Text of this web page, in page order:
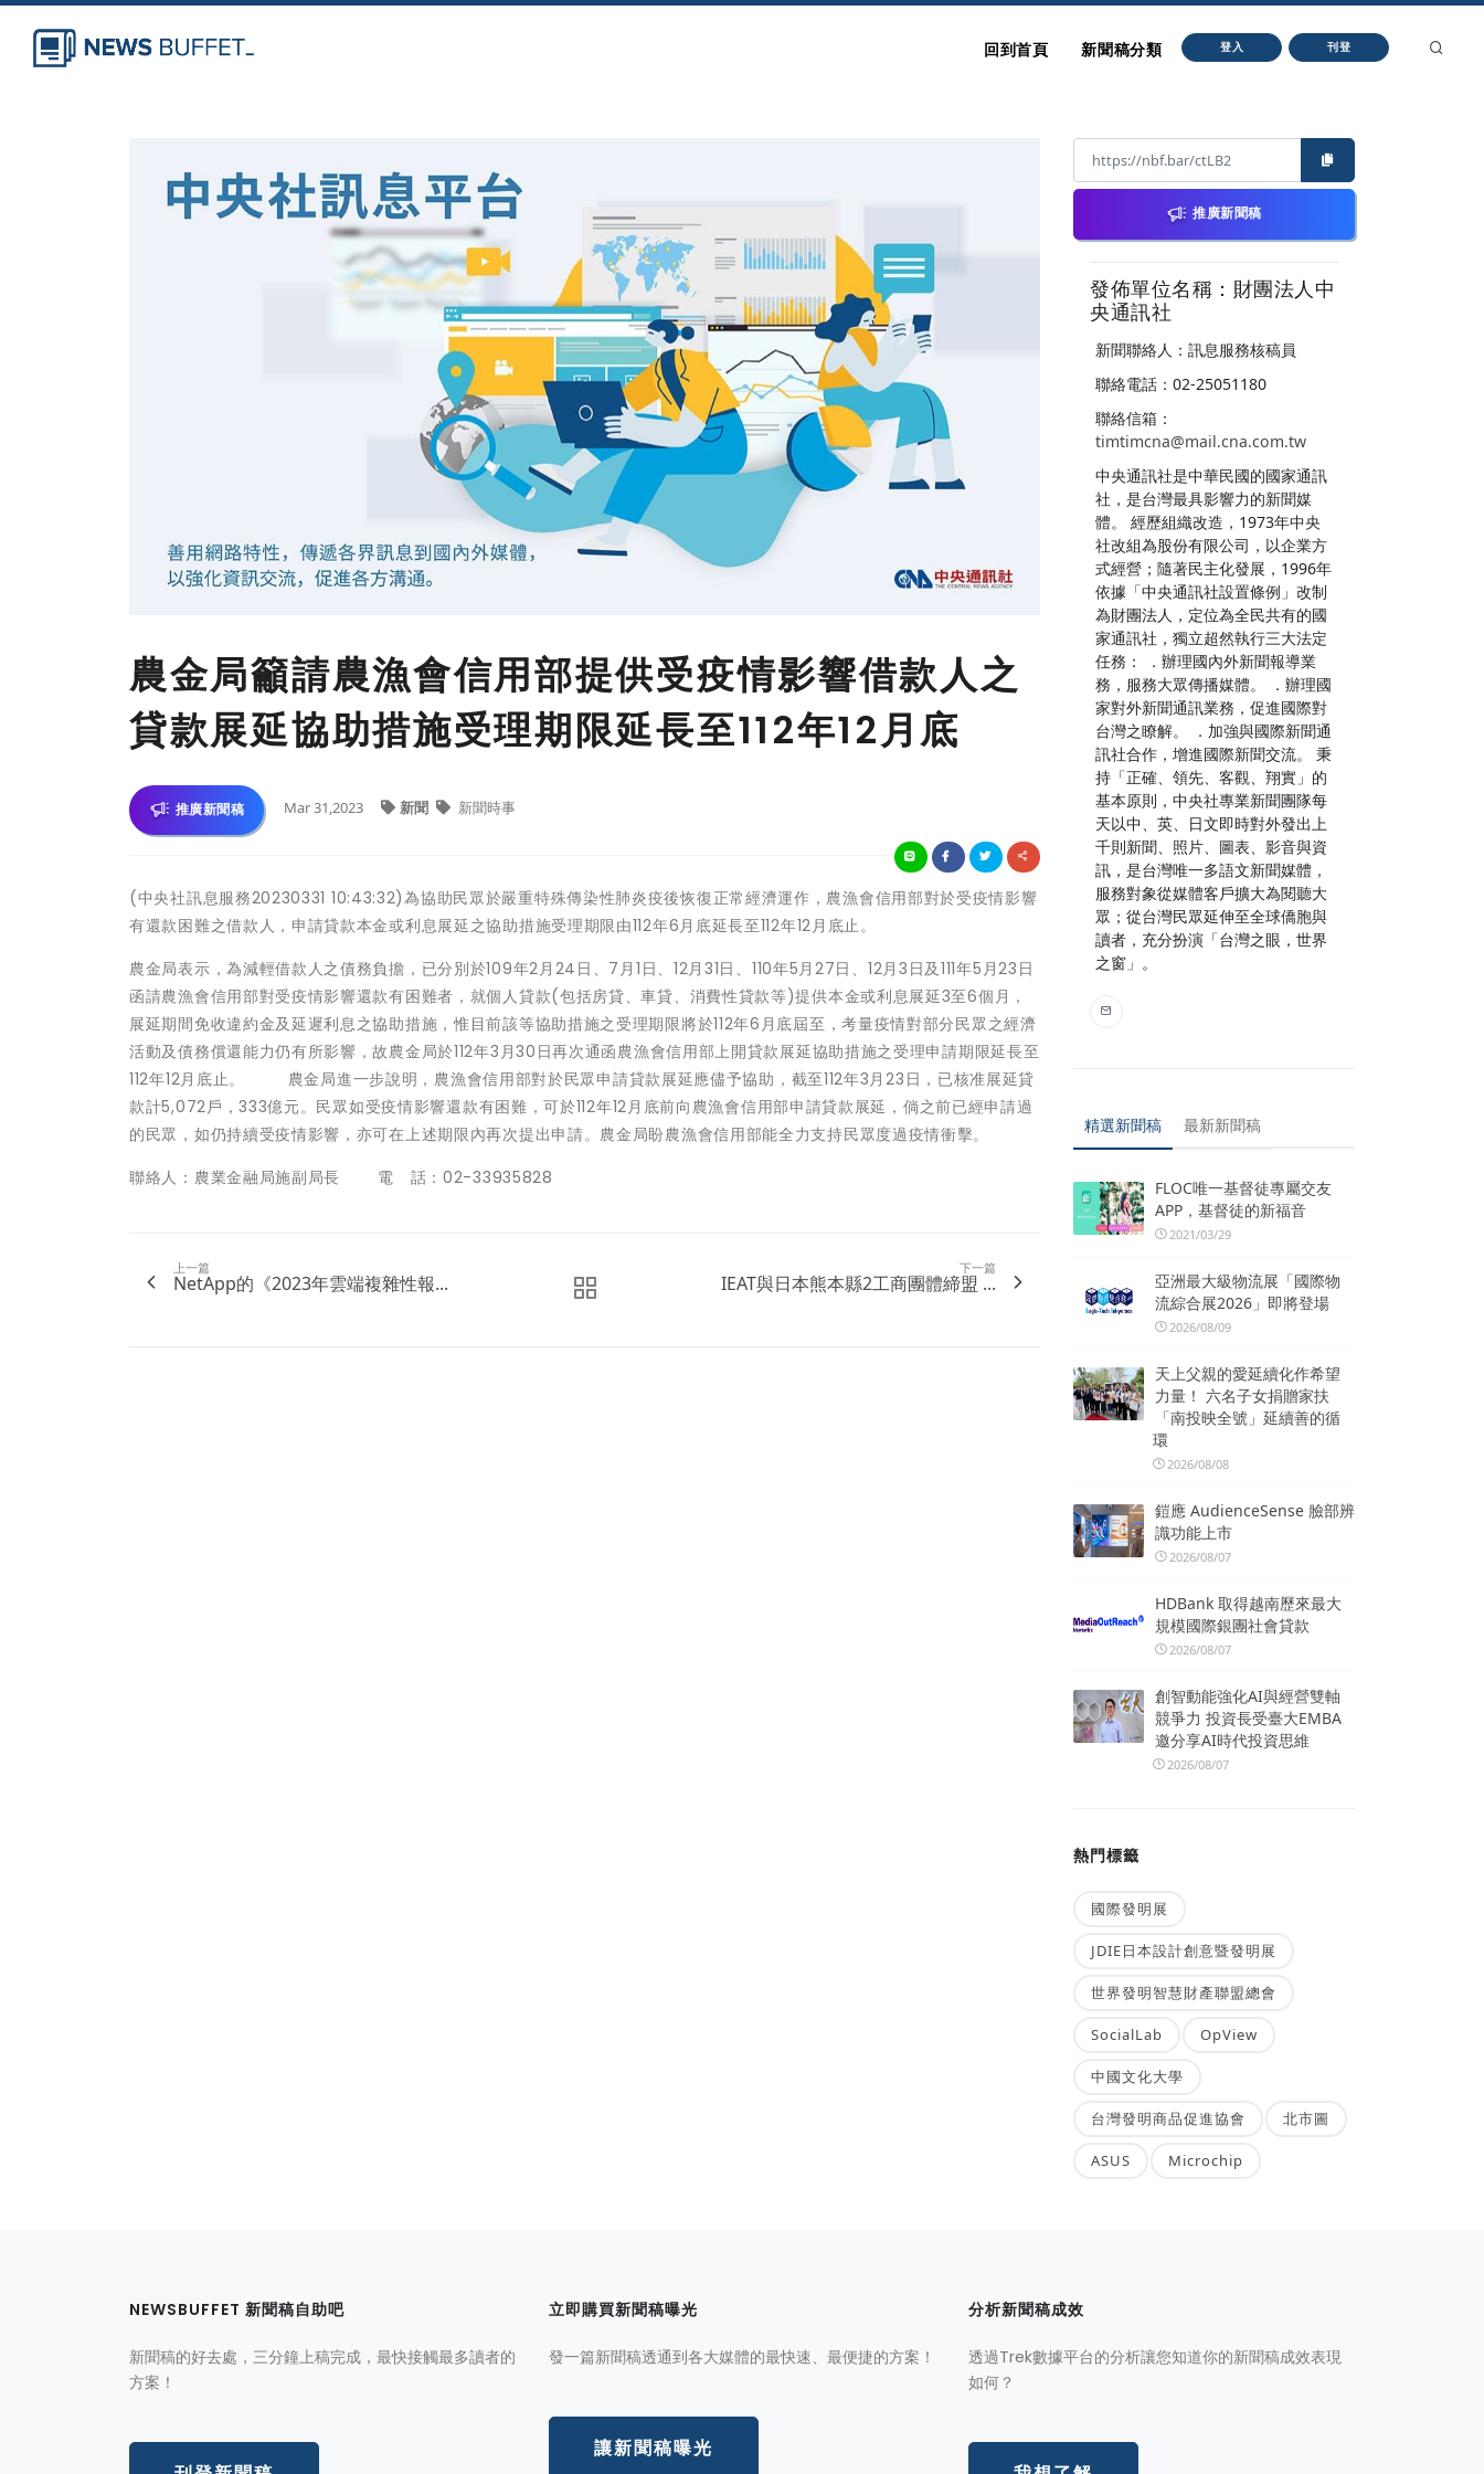
回到首頁 新聞稿分類 登入 刊登
農金局籲請農漁會信用部提供受疫情影響借款人之
貸款展延協助措施受理期限延長至112年12月底
推廣新聞稿 Mar 31,2023 新聞 新聞時事
(中央社訊息服務20230331 10:43:32)為協助民眾於嚴重特殊傳染性肺炎疫後恢復正常經濟運作，農漁會信用部對於受疫情影響
有還款困難之借款人，申請貸款本金或利息展延之協助措施受理期限由112年6月底延長至112年12月底止。
農金局表示，為減輕借款人之債務負擔，已分別於109年2月24日、7月1日、12月31日、110年5月27日、12月3日及111年5月23日
函請農漁會信用部對受疫情影響還款有困難者，就個人貸款(包括房貸、車貸、消費性貸款等)提供本金或利息展延3至6個月，
展延期間免收違約金及延遲利息之協助措施，惟目前該等協助措施之受理期限將於112年6月底屆至，考量疫情對部分民眾之經濟
活動及債務償還能力仍有所影響，故農金局於112年3月30日再次通函農漁會信用部上開貸款展延協助措施之受理申請期限延長至
112年12月底止。 農金局進一步說明，農漁會信用部對於民眾申請貸款展延應儘予協助，截至112年3月23日，已核准展延貸
款計5,072戶，333億元。民眾如受疫情影響還款有困難，可於112年12月底前向農漁會信用部申請貸款展延，倘之前已經申請過
的民眾，如仍持續受疫情影響，亦可在上述期限內再次提出申請。農金局盼農漁會信用部能全力支持民眾度過疫情衝擊。
聯絡人：農業金融局施副局長 電 話：02-33935828
上一篇
NetApp的《2023年雲端複雜性報...
下一篇
IEAT與日本熊本縣2工商團體締盟 ...
推廣新聞稿
發佈單位名稱：財團法人中
央通訊社
新聞聯絡人：訊息服務核稿員
聯絡電話：02-25051180
聯絡信箱：
timtimcna@mail.cna.com.tw
中央通訊社是中華民國的國家通訊
社，是台灣最具影響力的新聞媒
體。 經歷組織改造，1973年中央
社改組為股份有限公司，以企業方
式經營；隨著民主化發展，1996年
依據「中央通訊社設置條例」改制
為財團法人，定位為全民共有的國
家通訊社，獨立超然執行三大法定
任務： ．辦理國內外新聞報導業
務，服務大眾傳播媒體。 ．辦理國
家對外新聞通訊業務，促進國際對
台灣之瞭解。 ．加強與國際新聞通
訊社合作，增進國際新聞交流。 秉
持「正確、領先、客觀、翔實」的
基本原則，中央社專業新聞團隊每
天以中、英、日文即時對外發出上
千則新聞、照片、圖表、影音與資
訊，是台灣唯一多語文新聞媒體，
服務對象從媒體客戶擴大為閱聽大
眾；從台灣民眾延伸至全球僑胞與
讀者，充分扮演「台灣之眼，世界
之窗」。
精選新聞稿 最新新聞稿
FLOC唯一基督徒專屬交友
APP，基督徒的新福音
2021/03/29
亞洲最大級物流展「國際物
流綜合展2026」即將登場
2026/08/09
天上父親的愛延續化作希望
力量！ 六名子女捐贈家扶
「南投映全號」延續善的循
環
2026/08/08
鎧應 AudienceSense 臉部辨
識功能上市
2026/08/07
HDBank 取得越南歷來最大
規模國際銀團社會貸款
2026/08/07
創智動能強化AI與經營雙軸
競爭力 投資長受臺大EMBA
邀分享AI時代投資思維
2026/08/07
熱門標籤
國際發明展
JDIE日本設計創意暨發明展
世界發明智慧財產聯盟總會
SocialLab OpView
中國文化大學
台灣發明商品促進協會 北市圖
ASUS Microchip
NEWSBUFFET 新聞稿自助吧
新聞稿的好去處，三分鐘上稿完成，最快接觸最多讀者的
方案！
立即購買新聞稿曝光
發一篇新聞稿透通到各大媒體的最快速、最便捷的方案！
讓新聞稿曝光
分析新聞稿成效
透過Trek數據平台的分析讓您知道你的新聞稿成效表現
如何？